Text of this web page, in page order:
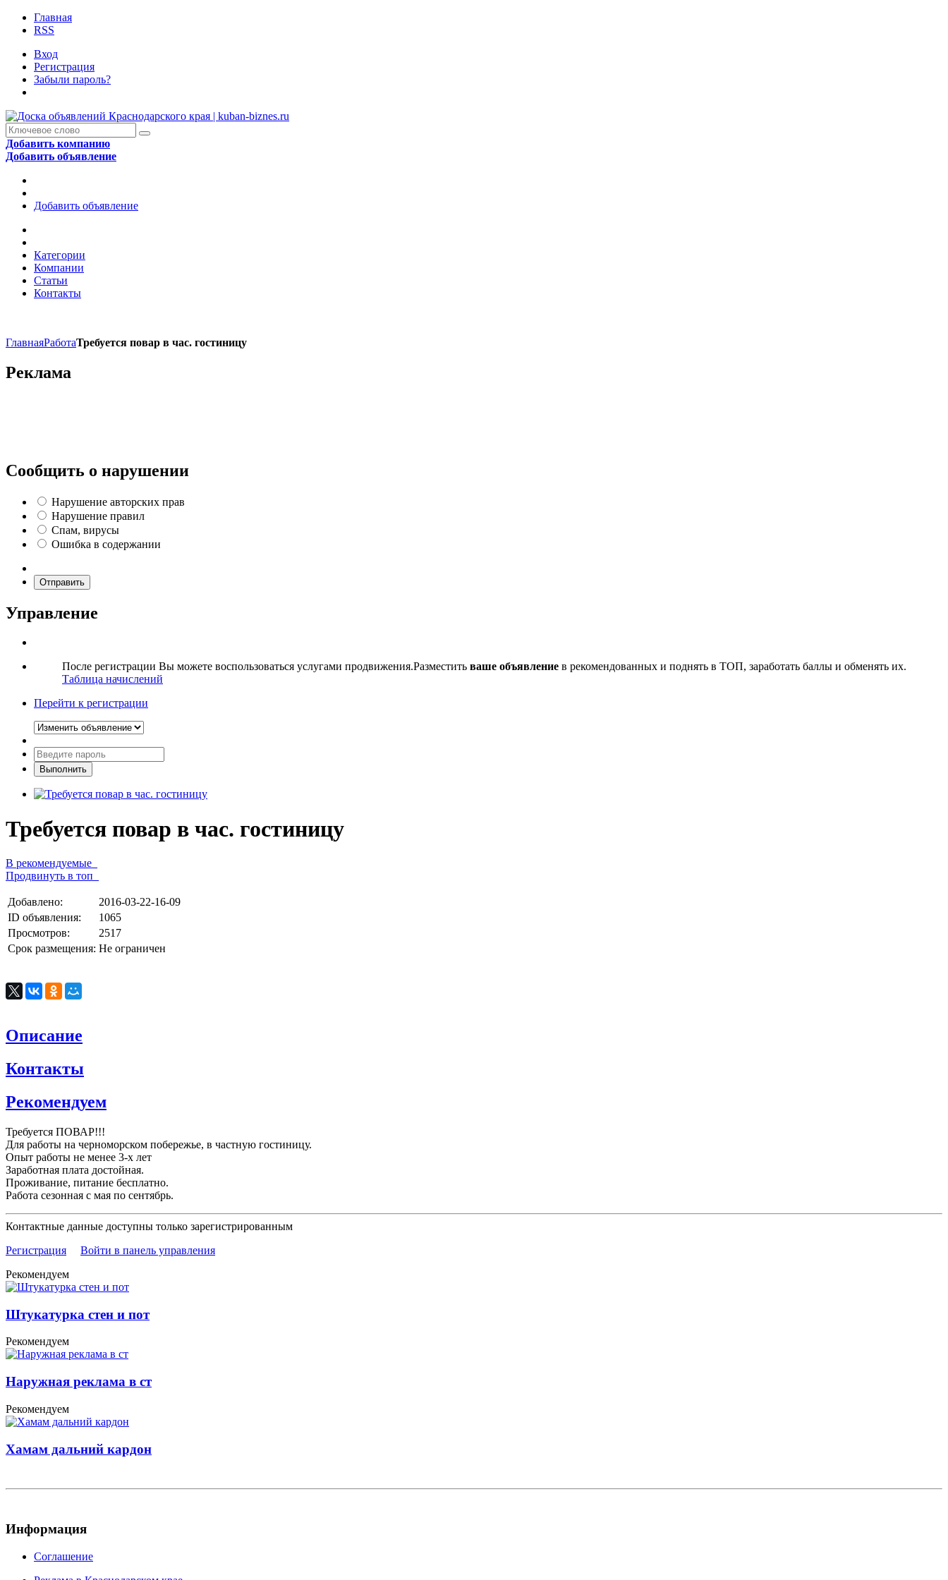
Главная
RSS
Вход
Регистрация
Забыли пароль?
Добавить компанию
Добавить объявление
Добавить объявление
Категории
Компании
Статьи
Контакты
ГлавнаяРаботаТребуется повар в час. гостиницу
Реклама
Сообщить о нарушении
Нарушение авторских прав
Нарушение правил
Спам, вирусы
Ошибка в содержании
Отправить
Управление
После регистрации Вы можете воспользоваться услугами продвижения.Разместить ваше объявление в рекомендованных и поднять в ТОП, заработать баллы и обменять их.
Таблица начислений
Перейти к регистрации
Требуется повар в час. гостиницу
В рекомендуемые
Продвинуть в топ
Добавлено:
2016-03-22-16-09
ID объявления:
1065
Просмотров:
2517
Срок размещения: Не ограничен
Описание
Контакты
Рекомендуем
Требуется ПОВАР!!!
Для работы на черноморском побережье, в частную гостиницу.
Опыт работы не менее 3-х лет
Заработная плата достойная.
Проживание, питание бесплатно.
Работа сезонная с мая по сентябрь.
Контактные данные доступны только зарегистрированным
Регистрация
Войти в панель управления
Рекомендуем
Штукатурка стен и пот
Рекомендуем
Наружная реклама в ст
Рекомендуем
Хамам дальний кардон
Информация
Соглашение